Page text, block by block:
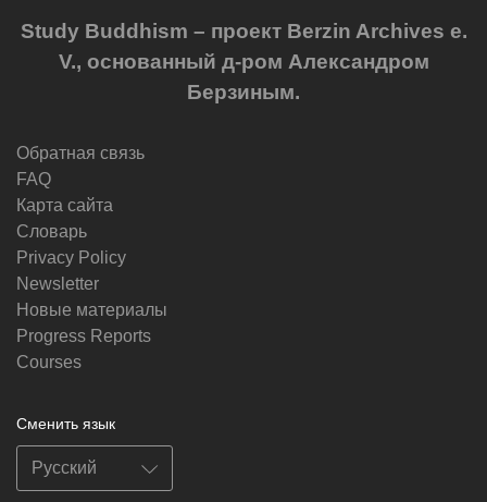
Study Buddhism – проект Berzin Archives e.
V., основанный д-ром Александром
Берзиным.
Обратная связь
FAQ
Карта сайта
Словарь
Privacy Policy
Newsletter
Новые материалы
Progress Reports
Courses
Сменить язык